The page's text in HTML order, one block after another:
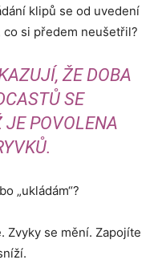
klipů se od uvedení
co si předem neušetřil?
ŽE DOBA
SE
JE POVOLENA
„ukládám“?
Zvyky se mění. Zapojíte